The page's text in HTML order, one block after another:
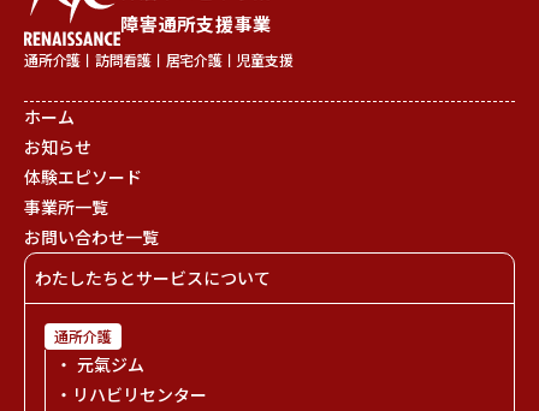
障害通所支援事業
通所介護丨訪問看護丨居宅介護丨児童支援
ホーム
お知らせ
体験エピソード
事業所一覧
お問い合わせ一覧
わたしたちとサービスについて
通所介護
・ 元氣ジム
・リハビリセンター